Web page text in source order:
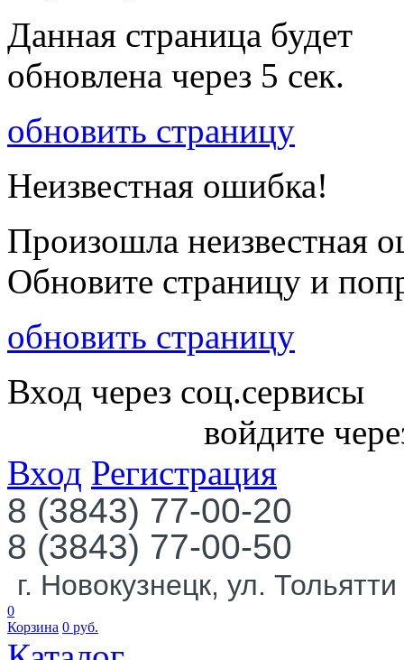
Данная страница будет
обновлена через 5 сек.
обновить страницу
Неизвестная ошибка!
Произошла неизвестная
Обновите страницу и
обновить страницу
Вход через соц.сервисы
войдите
Вход Регистрация
8 (3843) 77-00-20
8 (3843) 77-00-50
г. Новокузнецк, ул.
0
Корзина 0 руб.